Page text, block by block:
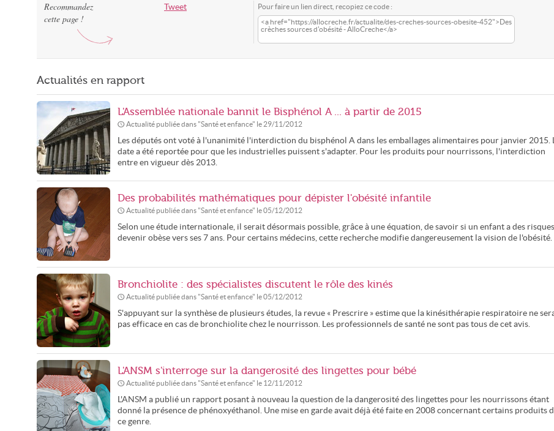
Tweet
Recommandez
cette page !
Pour faire un lien direct, recopiez ce code :
<a href="https://allocreche.fr/actualite/des-creches-sources-obesite-452">Des
crèches sources d'obésité - AlloCreche</a>
Actualités en rapport
L'Assemblée nationale bannit le Bisphénol A ... à partir de 2015
Actualité publiée dans "Santé et enfance" le 29/11/2012
Les députés ont voté à l'unanimité l'interdiction du bisphénol A dans les emballages alimentaires pour janvier 2015.
date a été reportée pour que les industrielles puissent s'adapter. Pour les produits pour nourrissons, l'interdiction
entre en vigueur dès 2013.
Des probabilités mathématiques pour dépister l'obésité infantile
Actualité publiée dans "Santé et enfance" le05/12/2012
Selon une étude internationale, il serait désormais possible, grâce à une équation, de savoir si un enfant a des
devenir obèse vers ses 7 ans. Pour certains médecins, cette recherche modifie dangereusement la vision de l'obésité.
Bronchiolite : des spécialistes discutent le rôle des kinés
Actualité publiée dans "Santé et enfance" le05/12/2012
S'appuyant sur la synthèse de plusieurs études, la revue « Prescrire » estime que la kinésithérapie respiratoire ne
pas efficace en cas de bronchiolite chez le nourrisson. Les professionnels de santé ne sont pas tous de cet avis.
L'ANSM s'interroge sur la dangerosité des lingettes pour bébé
Actualité publiée dans "Santé et enfance" le 12/11/2012
L'ANSM a publié un rapport posant à nouveau la question de la dangerosité des lingettes pour les nourrissons étant
donné la présence de phénoxyéthanol. Une mise en garde avait déjà été faite en 2008 concernant certains produits
ce genre.